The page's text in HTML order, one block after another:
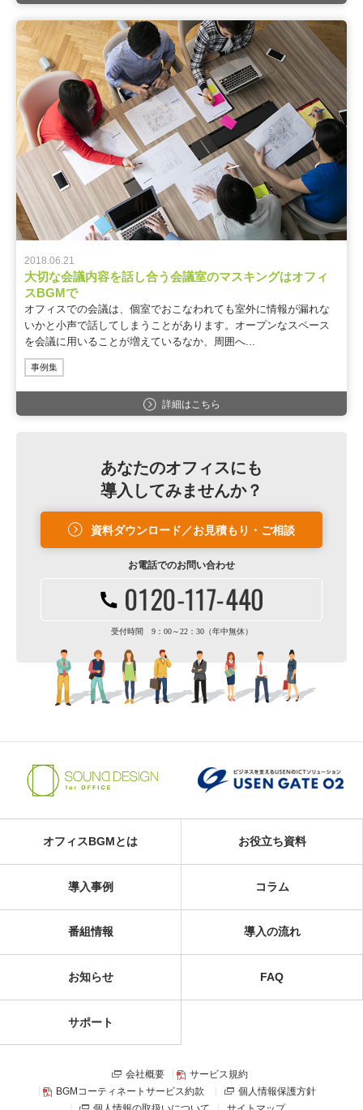
2018.06.21
大切な会議内容を話し合う会議室のマスキングはオフィ
スBGMで
オフィスでの会議は、個室でおこなわれても室外に情報が漏れな
いかと小声で話してしまうことがあります。オープンなスペース
を会議に用いることが増えているなか、周囲へ...
事例集
詳細はこちら
あなたのオフィスにも
導入してみませんか？
資料ダウンロード／お見積もり・ご相談
お電話でのお問い合わせ
受付時間 9：00～22：30（年中無休）
オフィスBGMとは お役立ち資料
導入事例 コラム
番組情報 導入の流れ
お知らせ FAQ
サポート
会社概要
サービス規約
BGMコーティネートサービス約款
個人情報保護方針